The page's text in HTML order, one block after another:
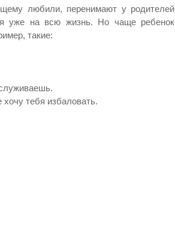
любили, перенимают у родителей
уже на всю жизнь. Но чаще ребенок
такие:
тебя избаловать.